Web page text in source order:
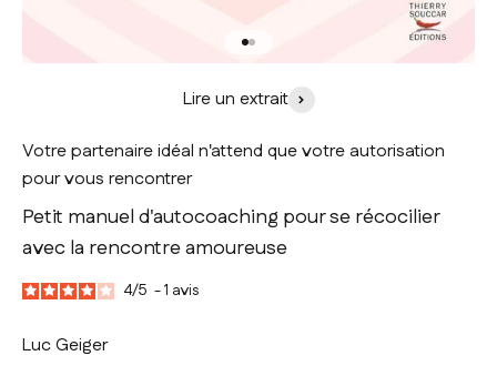
Lire un extrait
Votre partenaire idéal n'attend que votre autorisation
pour vous rencontrer
Petit manuel d'autocoaching pour se récocilier
avec la rencontre amoureuse
4/5 -1 avis
Luc Geiger